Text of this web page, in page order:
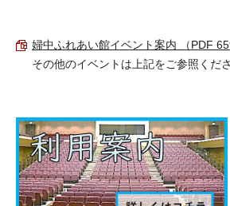
婦中ふれあい館イベント案内 （PDF
その他のイベントは上記をご参照くだ